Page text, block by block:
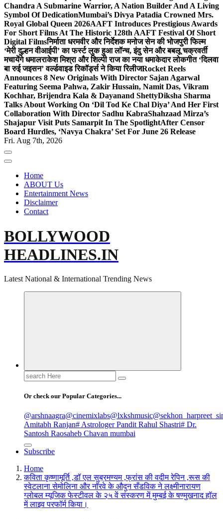
Chandra A Submarine Warrior, A Nation Builder And A Living
Symbol Of DedicationMumbai’s Divya Patadia Crowned Mrs.
Royal Global Queen 2026AAFT Introduces Prestigious Awards
For Short Films At The Historic 128th AAFT Festival Of Short
Digital Filmsनिर्माता धरमवीर और निर्देशक मनोज सेन की भोजपुरी फिल्म
‘मेरी दुल्हन वीआईपी’ का फर्स्ट लुक हुआ लॉन्च, इंदु सेन और बबलू चक्रवर्ती
मचायेंगे धमालराकेश मिश्रा और शिल्पी राज का नया धमाकेदार लोकगीत ‘दिलवा
बा रुई जइसन’ वर्ल्डवाइड रिकॉर्ड्स ने किया रिलीजRocket Reels
Announces 8 New Originals With Director Sajan Agarwal
Featuring Seema Pahwa, Zakir Hussain, Namit Das, Vikram
Kochhar, Brijendra Kala & Dayanand ShettyDiksha Sharma
Talks About Working On ‘Dil Tod Ke Chal Diya’ And Her First
Collaboration With Director Sadhu KabraShahzaad Mirza’s
Shajapur Visit Puts Samarpit In The SpotlightAfter Censor
Board Hurdles, ‘Navya Chakra’ Set For June 26 Release
Fri. Aug 7th, 2026
Home
ABOUT Us
Entertainment News
Disclaimer
Contact
BOLLYWOOD
HEADLINES.IN
Latest National & International Trending News
Search
for:
Or check our Popular Categories...
@arshnaagra@cinemixlabs@lxkshmusic
Amitabh Ranjan# Astrologer Pandit Rahul Shastri# Dr.
Santosh Raosaheb Chavan mumbai
Subscribe
Home
कविता कृष्णामूर्ति ,डॉ एल सुब्रमण्यम ,फ्रांस की वदीम रेपिन ,रूस की
स्वेटलाना सेमोलिना और नॉरवे के औदुन सँडविक ने लक्ष्मीनारायण
ग्लोबल म्यूजिक फेस्टीवल के २५ वें संस्करण में मुम्बई के षण्मुखनाद हॉल
में लाइव परफॉर्म किया।